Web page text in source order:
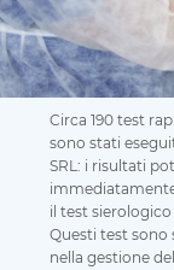
Circa 190 test
sono stati
SRL: i risultati
il test
Questi test sono
nella gestione